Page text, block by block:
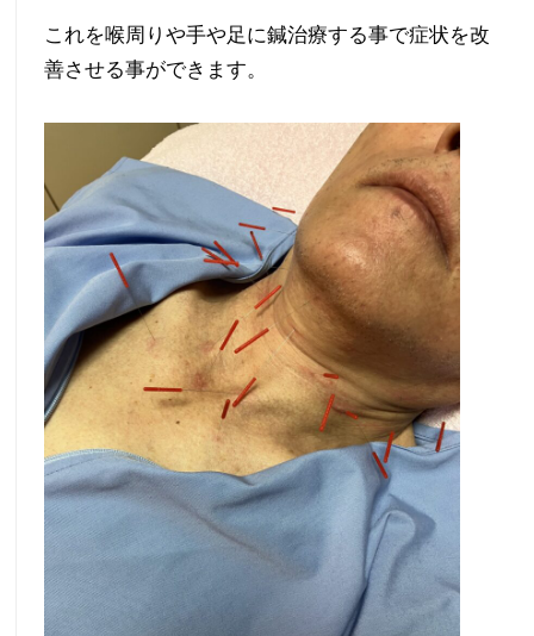
療
これを喉周りや手や足に鍼治療する事で症状を改
善させる事ができます。